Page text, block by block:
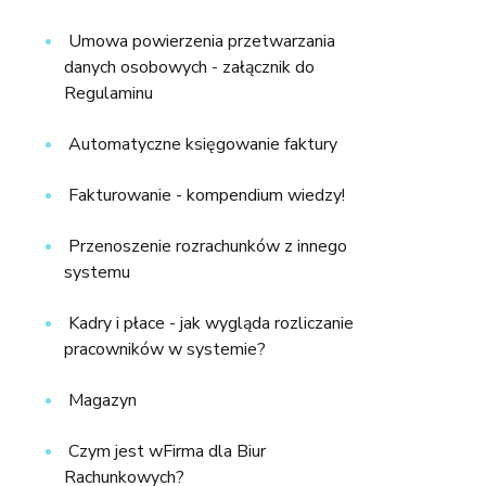
Umowa powierzenia przetwarzania
danych osobowych - załącznik do
Regulaminu
Automatyczne księgowanie faktury
Fakturowanie - kompendium wiedzy!
Przenoszenie rozrachunków z innego
systemu
Kadry i płace - jak wygląda rozliczanie
pracowników w systemie?
Magazyn
Czym jest wFirma dla Biur
Rachunkowych?